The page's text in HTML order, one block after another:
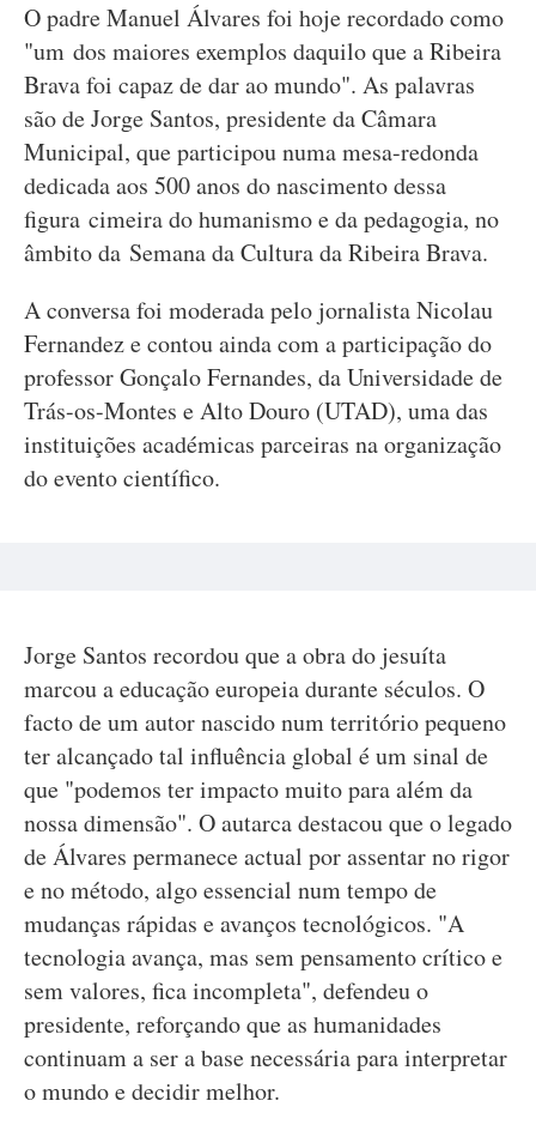
O padre Manuel Álvares foi hoje recordado como
"um dos maiores exemplos daquilo que a Ribeira
Brava foi capaz de dar ao mundo". As palavras
são de Jorge Santos, presidente da Câmara
Municipal, que participou numa mesa-redonda
dedicada aos 500 anos do nascimento dessa
figura cimeira do humanismo e da pedagogia, no
âmbito da Semana da Cultura da Ribeira Brava.
A conversa foi moderada pelo jornalista Nicolau
Fernandez e contou ainda com a participação do
professor Gonçalo Fernandes, da Universidade de
Trás-os-Montes e Alto Douro (UTAD), uma das
instituições académicas parceiras na organização
do evento científico.
Jorge Santos recordou que a obra do jesuíta
marcou a educação europeia durante séculos. O
facto de um autor nascido num território pequeno
ter alcançado tal influência global é um sinal de
que "podemos ter impacto muito para além da
nossa dimensão". O autarca destacou que o legado
de Álvares permanece actual por assentar no rigor
e no método, algo essencial num tempo de
mudanças rápidas e avanços tecnológicos. "A
tecnologia avança, mas sem pensamento crítico e
sem valores, fica incompleta", defendeu o
presidente, reforçando que as humanidades
continuam a ser a base necessária para interpretar
o mundo e decidir melhor.